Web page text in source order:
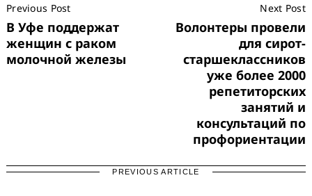
Navigation
Previous Post
В Уфе поддержат
женщин с раком
молочной железы
Next Post
Волонтеры провели
для сирот-
старшеклассников
уже более 2000
репетиторских
занятий и
консультаций по
профориентации
PREVIOUS ARTICLE